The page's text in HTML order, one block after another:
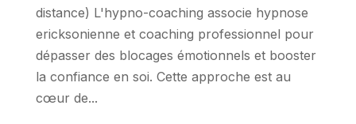
distance) L'hypno-coaching associe hypnose
ericksonienne et coaching professionnel pour
dépasser des blocages émotionnels et booster
la confiance en soi. Cette approche est au
cœur de...